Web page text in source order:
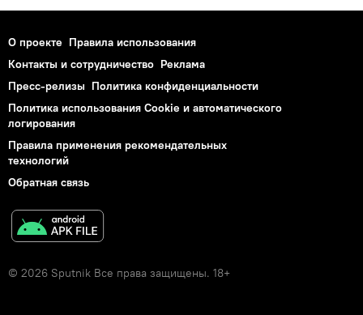
О проекте Правила использования
Контакты и сотрудничество Реклама
Пресс-релизы Политика конфиденциальности
Политика использования Cookie и автоматического
логирования
Правила применения рекомендательных
технологий
Обратная связь
© 2026 Sputnik Все права защищены. 18+